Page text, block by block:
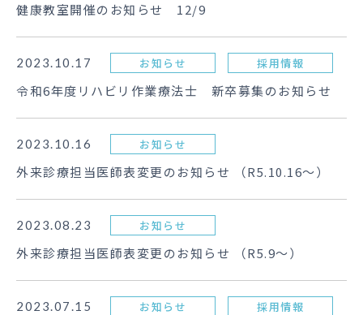
健康教室開催のお知らせ 12/9
令和6年度リハビリ作業療法士 新卒募集のお知らせ
2023.10.17 お知らせ 採用情報
外来診療担当医師表変更のお知らせ （R5.10.16～）
2023.10.16 お知らせ
外来診療担当医師表変更のお知らせ （R5.9～）
2023.08.23 お知らせ
2023.07.15 お知らせ 採用情報